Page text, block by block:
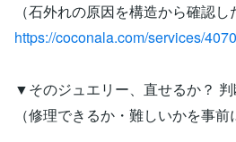
（石外れの原因を構造から確認し
https://coconala.com/services/
▼そのジュエリー、直せるか？
（修理できるか・難しいかを事前